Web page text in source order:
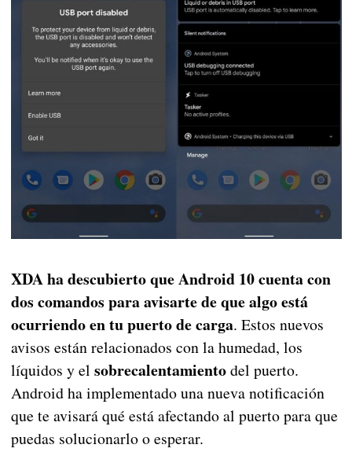
XDA ha descubierto que Android 10 cuenta con
dos comandos para avisarte de que algo está
ocurriendo en tu puerto de carga. Estos nuevos
avisos están relacionados con la humedad, los
líquidos y el sobrecalentamientodel puerto.
Android ha implementado una nueva notificación
que te avisará qué está afectando al puerto para que
puedas solucionarlo o esperar.